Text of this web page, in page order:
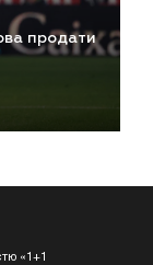
продати
«1+1